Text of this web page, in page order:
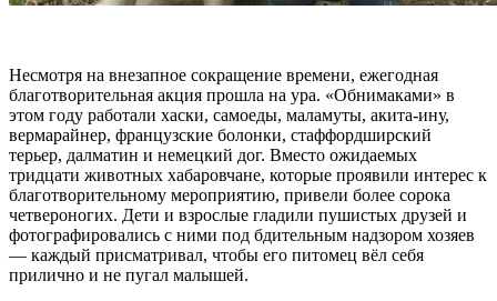
Несмотря на внезапное сокращение времени, ежегодная
благотворительная акция прошла на ура. «Обнимаками» в
этом году работали хаски, самоеды, маламуты, акита-ину,
вермарайнер, французские болонки, стаффордширский
терьер, далматин и немецкий дог. Вместо ожидаемых
тридцати животных хабаровчане, которые проявили интерес к
благотворительному мероприятию, привели более сорока
четвероногих. Дети и взрослые гладили пушистых друзей и
фотографировались с ними под бдительным надзором хозяев
— каждый присматривал, чтобы его питомец вёл себя
прилично и не пугал малышей.